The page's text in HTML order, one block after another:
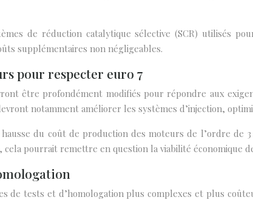
de réduction catalytique sélective (SCR) utilisés
supplémentaires non négligeables.
pour respecter euro 7
être profondément modifiés pour répondre aux
notamment améliorer les systèmes d’injection,
du coût de production des moteurs de l’ordre de
pourrait remettre en question la viabilité économique
de tests et d’homologation plus complexes et plus